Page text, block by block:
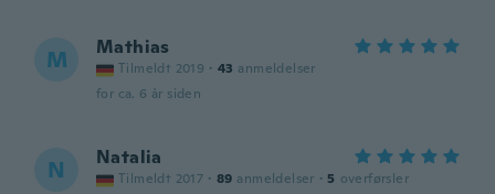
M Mathias
Tilmeldt 2019 · 43 anmeldelser
for ca. 6 år siden
N Natalia
Tilmeldt 2017 · 89 anmeldelser · 5 overførsler